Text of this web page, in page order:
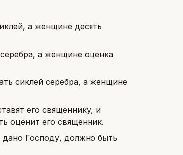
а женщине десять
а женщине оценка
сиклей серебра, а женщине
его священнику, и
оценит его священник.
дано Господу, должно быть